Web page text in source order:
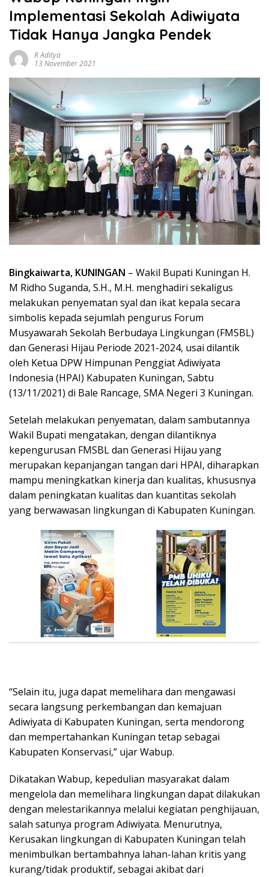
Implementasi Sekolah Adiwiyata
Tidak Hanya Jangka Pendek
R Aditya
13 November 2021
Bingkaiwarta, KUNINGAN – Wakil Bupati Kuningan H.
M Ridho Suganda, S.H., M.H. menghadiri sekaligus
melakukan penyematan syal dan ikat kepala secara
simbolis kepada sejumlah pengurus Forum
Musyawarah Sekolah Berbudaya Lingkungan (FMSBL)
dan Generasi Hijau Periode 2021-2024, usai dilantik
oleh Ketua DPW Himpunan Penggiat Adiwiyata
Indonesia (HPAI) Kabupaten Kuningan, Sabtu
(13/11/2021) di Bale Rancage, SMA Negeri 3 Kuningan.
Setelah melakukan penyematan, dalam sambutannya
Wakil Bupati mengatakan, dengan dilantiknya
kepengurusan FMSBL dan Generasi Hijau yang
merupakan kepanjangan tangan dari HPAI, diharapkan
mampu meningkatkan kinerja dan kualitas, khususnya
dalam peningkatan kualitas dan kuantitas sekolah
yang berwawasan lingkungan di Kabupaten Kuningan.
“Selain itu, juga dapat memelihara dan mengawasi
secara langsung perkembangan dan kemajuan
Adiwiyata di Kabupaten Kuningan, serta mendorong
dan mempertahankan Kuningan tetap sebagai
Kabupaten Konservasi,” ujar Wabup.
Dikatakan Wabup, kepedulian masyarakat dalam
mengelola dan memelihara lingkungan dapat dilakukan
dengan melestarikannya melalui kegiatan penghijauan,
salah satunya program Adiwiyata. Menurutnya,
Kerusakan lingkungan di Kabupaten Kuningan telah
menimbulkan bertambahnya lahan-lahan kritis yang
kurang/tidak produktif, sebagai akibat dari